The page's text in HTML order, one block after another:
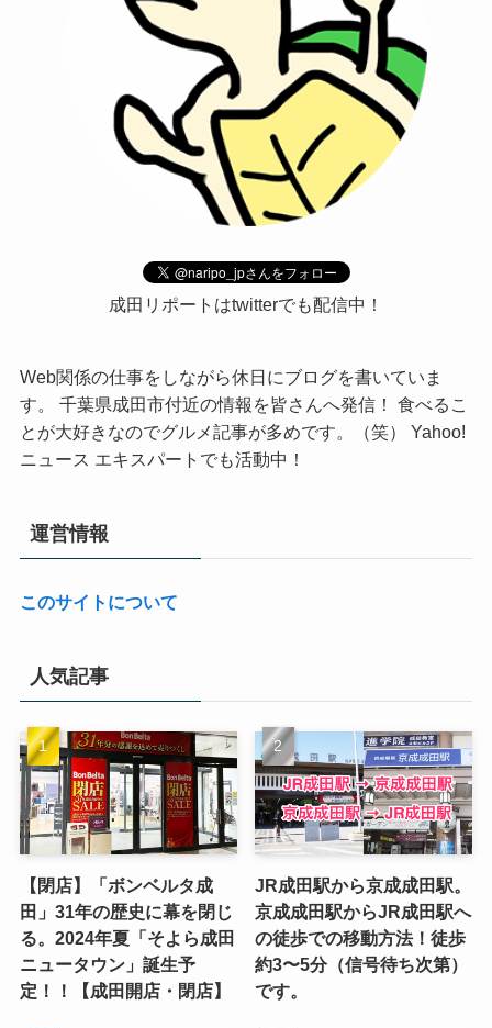
成田リポートはtwitterでも配信中！
Web関係の仕事をしながら休日にブログを書いていま
す。 千葉県成田市付近の情報を皆さんへ発信！ 食べるこ
とが大好きなのでグルメ記事が多めです。（笑） Yahoo!
ニュース エキスパートでも活動中！
運営情報
このサイトについて
人気記事
【閉店】「ボンベルタ成
田」31年の歴史に幕を閉じ
る。2024年夏「そよら成田
ニュータウン」誕生予
定！！【成田開店・閉店】
JR成田駅から京成成田駅。
京成成田駅からJR成田駅へ
の徒歩での移動方法！徒歩
約3〜5分（信号待ち次第）
です。